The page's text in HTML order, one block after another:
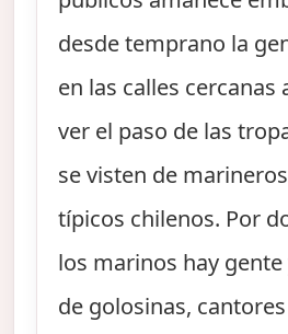
desde temprano la
en las calles cercanas
ver el paso de las
se visten de
típicos chilenos. Por
los marinos hay
de golosinas,